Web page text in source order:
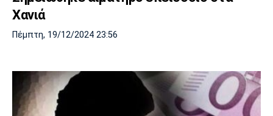
Χανιά
Πέμπτη, 19/12/2024 23:56